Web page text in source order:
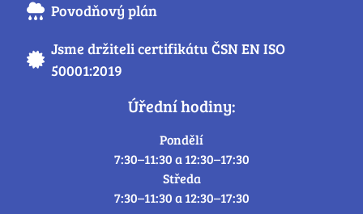
Povodňový plán
Jsme držiteli certifikátu ČSN EN ISO
50001:2019
Úřední hodiny:
Pondělí
7:30–11:30 a 12:30–17:30
Středa
7:30–11:30 a 12:30–17:30